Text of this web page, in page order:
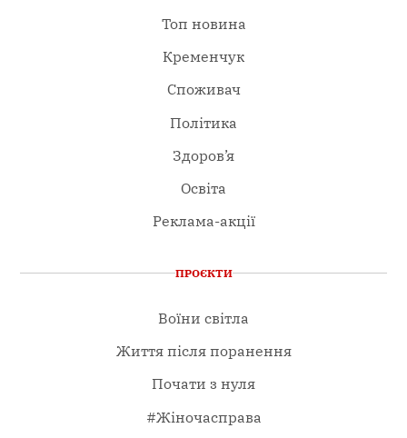
Топ новина
Кременчук
Споживач
Політика
Здоров’я
Освіта
Реклама-акції
ПРОЄКТИ
Воїни світла
Життя після поранення
Почати з нуля
#Жіночасправа